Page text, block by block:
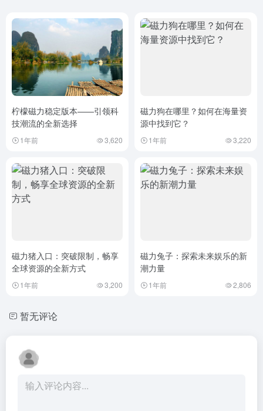
柠檬磁力稳定版本——引领科
技潮流的全新选择
1年前 3,620
磁力狗在哪里？如何在海量资
源中找到它？
1年前 3,220
磁力猪入口：突破限制，畅享
全球资源的全新方式
1年前 3,200
磁力兔子：探索未来娱乐的新
潮力量
1年前 2,806
暂无评论